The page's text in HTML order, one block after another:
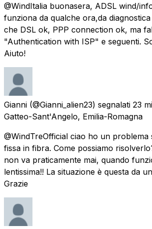
@WindItalia buonasera, ADSL wind/
funziona da qualche ora,da
che DSL ok, PPP connection ok, ma
"Authentication with ISP" e seguenti.
Aiuto!
Gianni (@Gianni_alien23) segnalati 23
Gatteo-Sant'Angelo, Emilia-Romagna
@WindTreOfficial ciao ho un problema
fissa in fibra. Come possiamo
non va praticamente mai, quando
lentissima!! La situazione è questa da
Grazie